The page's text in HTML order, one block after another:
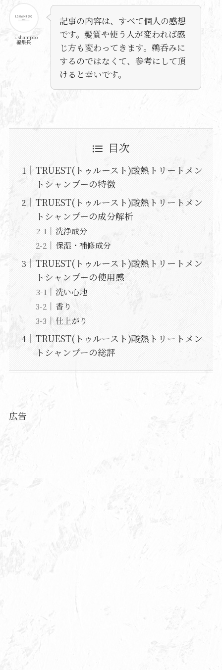
i.shampoo
編集長
記事の内容は、すべて個人の感想
です。髪質や使う人が変われば感
じ方も変わってきます。鵜呑みに
するのではなくて、参考にして頂
けると幸いです。
目次
TRUEST(トゥルースト)酸熱トリートメン
トシャンプーの特徴
TRUEST(トゥルースト)酸熱トリートメン
トシャンプーの成分解析
洗浄成分
保湿・補修成分
TRUEST(トゥルースト)酸熱トリートメン
トシャンプーの使用感
洗い心地
香り
仕上がり
TRUEST(トゥルースト)酸熱トリートメン
トシャンプーの総評
広告